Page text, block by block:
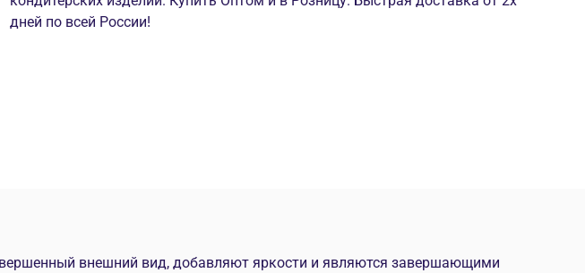
дней по всей России!
внешний вид, добавляют яркости и являются завершающими